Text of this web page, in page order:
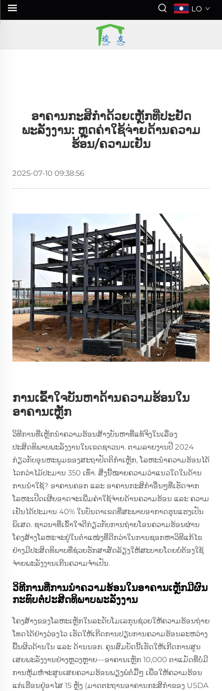
LO
ອາຄານກະສິກຳດ້ວຍເຫຼັກທີ່ປະຢັດ
ພະລັງງານ: ຫຼຸດຄ່າໃຊ້ຈ່າຍດ້ານຄວາມ
ຮ້ອນ/ຄວາມເຢັນ
2025-07-10 09:38:56
ການເຂົ້າໃຈບັນຫາດ້ານຄວາມຮ້ອນໃນ
ອາຄານເຫຼັກ
ວິທີການທີ່ເຫຼັກນຳຄວາມຮ້ອນສ້າງບັນຫາທີ່ແທ້ຈິງໃນເລື່ອງ
ປະສິດທິພາບພະລັງງານໃນເຂດຊາວນາ. ຕາມລາຍງານປີ 2024
ກ່ຽວກັບອຸນຫະພູມຂອງສະຖາປັດຕິກຳເຫຼັກ, ໂລຫະນຳຄວາມຮ້ອນໄດ້
ໄວກວ່າໄມ້ປະມານ 350 ເທົ່າ. ສິ່ງນີ້ໝາຍຄວາມວ່າແນວໃດໃນດ້ານ
ການນຳໃຊ້? ອາຄານຄອກ ແລະ ອາຄານກະສິກຳອື່ນໆທີ່ເຮັດຈາກ
ໂລຫະເປີດເຜີຍອາດຈະເພີ່ມຄ່າໃຊ້ຈ່າຍດ້ານຄວາມຮ້ອນ ແລະ ຄວາມ
ເຢັນໄດ້ປະມານ 40% ໃນບັນດາເຂດທີ່ສະພາບອາກາດຮຸນແຮງເປັນ
ພິເສດ. ຊາວນາທີ່ເຂົ້າໃຈດີກ່ຽວກັບການຖ່າຍໂອນຄວາມຮ້ອນຜ່ານ
ໂຄງສ້າງໂລຫະຈະຢູ່ໃນຕຳແໜ່ງທີ່ດີກວ່າໃນການຊອກຫາວິທີແກ້ໄຂ
ຢ່າງມີປະສິດທິພາບທີ່ຊ່ວຍຮັກສາສັດລ້ຽງໃຫ້ສະບາຍໂດຍບໍ່ຕ້ອງໃຊ້
ຈ່າຍພະລັງງານເກີນຄວາມຈຳເປັນ.
ວິທີການທີ່ການນຳຄວາມຮ້ອນໃນອາຄານເຫຼັກມີຜົນ
ກະທົບຕໍ່ປະສິດທິພາບພະລັງງານ
ໂຄງສ້າງຂອງໂລຫະເຫຼັກໃນລະດັບໂມເລກຸນຊ່ວຍໃຫ້ຄວາມຮ້ອນຖ່າຍ
ໂທດໄດ້ຢ່າງວ່ອງໄວ ເຮັດໃຫ້ເກີດການປຽບການຄວາມຮ້ອນລະຫວ່າງ
ພື້ນຜິວດ້ານໃນ ແລະ ດ້ານນອກ. ຄຸນສົມບັດນີ້ເຮັດໃຫ້ເກີດການສູນ
ເສຍພະລັງງານຢ່າງຫຼວງຫຼາຍ—ອາຄານເຫຼັກ 10,000 ຕາແມັດທີ່ບໍ່ມີ
ການຫຸ້ມຫໍ່ຈະສູນເສຍຄວາມຮ້ອນພຽງພໍຕໍ່ມື້ໆ ເພື່ອໃຫ້ຄວາມຮ້ອນ
ແກ່ເຮືອນຢູ່ອາໄສ 15 ຫຼັງ (ມາດຕະຖານອາຄານກະສິກໍາຂອງ USDA